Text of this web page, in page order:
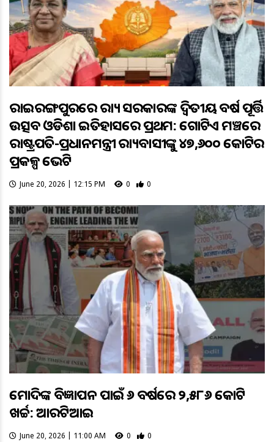
ରାଇରଙ୍ଗପୁରରେ ରାଜ୍ୟ ସରକାରଙ୍କ ଦ୍ବିତୀୟ ବର୍ଷ ପୂର୍ତ୍ତି
ଉତ୍ସବ ଓଡିଶା ଇତିହାସରେ ପ୍ରଥମ: ଗୋଟିଏ ମଞ୍ଚରେ
ରାଷ୍ଟ୍ରପତି-ପ୍ରଧାନମନ୍ତ୍ରୀ ରାଜ୍ୟବାସୀଙ୍କୁ ୪୭,୬୦୦ କୋଟିର
ପ୍ରକଳ୍ପ ଭେଟି
June 20, 2026 | 12:15 PM 0 0
ମୋଦିଙ୍କ ବିଜ୍ଞାପନ ପାଇଁ ୬ ବର୍ଷରେ ୨,୫୮୬ କୋଟି
ଖର୍ଚ୍ଚ: ଆରଟିଆଇ
June 20, 2026 | 11:00 AM 0 0